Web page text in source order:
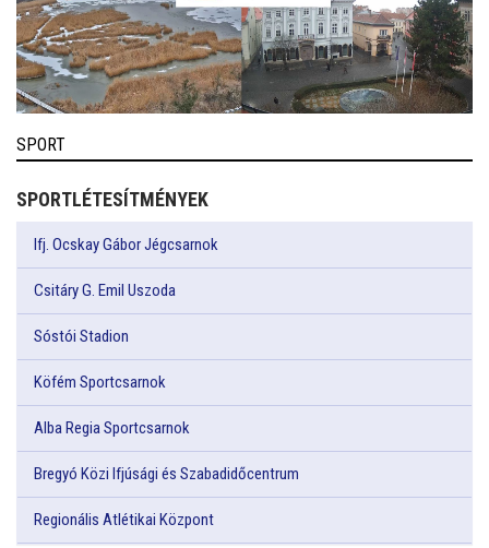
SPORT
SPORTLÉTESÍTMÉNYEK
Ifj. Ocskay Gábor Jégcsarnok
Csitáry G. Emil Uszoda
Sóstói Stadion
Köfém Sportcsarnok
Alba Regia Sportcsarnok
Bregyó Közi Ifjúsági és Szabadidőcentrum
Regionális Atlétikai Központ